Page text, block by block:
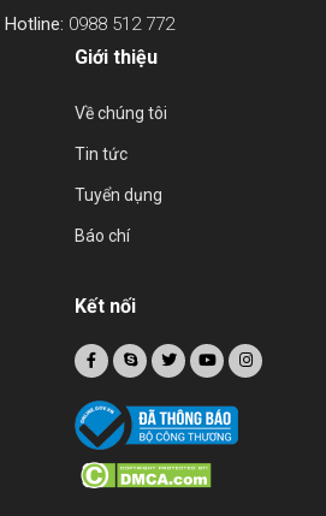
Hotline: 0988 512 772
Giới thiệu
Về chúng tôi
Tin tức
Tuyển dụng
Báo chí
Kết nối